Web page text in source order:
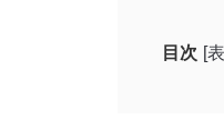
目次 [